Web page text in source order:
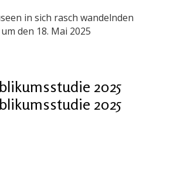
in sich rasch wandelnden
den 18. Mai 2025
2025
2025